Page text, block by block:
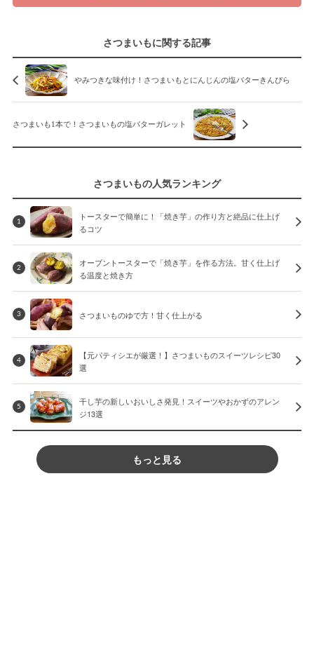
さつまいもに関する記事
やみつきな味付け！さつまいもとにんじんの塩バターきんぴら
さつまいも1本で！さつまいもの塩バターガレット
さつまいもの人気ランキング
1
トースターで簡単に！「焼き芋」の作り方と絶品に仕上げ
るコツ
2
オーブントースターで「焼き芋」を作る方法。甘く仕上げ
る温度と焼き方
3 さつまいものゆで方！甘く仕上がる
4
【元パティシエが厳選！】さつまいものスイーツレシピ30
選
5
干し芋の新しいおいしさ発見！スイーツやおかずのアレン
ジ13選
もっと見る